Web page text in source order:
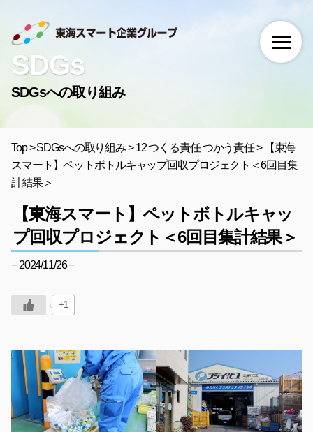
SDGs
SDGsへの取り組み
Top>SDGsへの取り組み>12 つくる責任 つかう責任>
【東海
スマート】ペットボトルキャップ回収プロジェクト＜6回目集
計結果＞
【東海スマート】ペットボトルキャッ
プ回収プロジェクト＜6回目集計結果＞
− 2024/11/26 −
+1